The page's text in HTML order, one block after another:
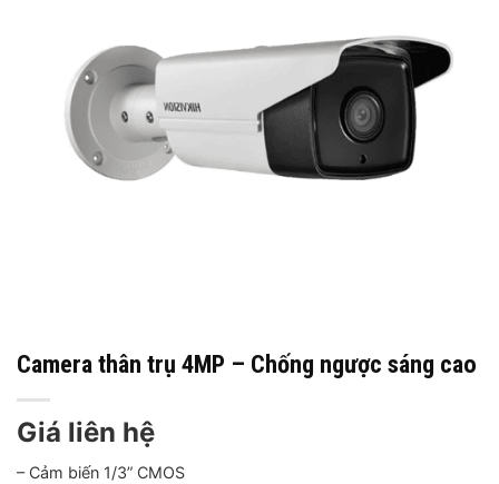
Camera thân trụ 4MP – Chống ngược sáng cao
Giá liên hệ
– Cảm biến 1/3” CMOS